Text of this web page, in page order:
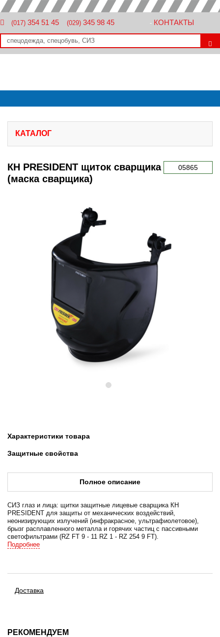
(017) 354 51 45 (029) 345 98 45 - КОНТАКТЫ
КАТАЛОГ
КН PRESIDENT щиток сварщика
(маска сварщика)
05865
Предыдущий
Характеристики товара
Защитные свойства
Полное описание
СИЗ глаз и лица: щитки защитные лицевые сварщика КН
PRESIDENT для защиты от механических воздействий,
неонизирующих излучений (инфракрасное, ультрафиолетовое),
брызг расплавленного металла и горячих частиц с пассивными
светофильтрами (RZ FT 9 - 11 RZ 1 - RZ 254 9 FT).
• Корпус PRESIDENT антрацитового цвета из непрогораемого
(внизу) и не рабочем (вверху).
стекла со степенью затемнения 11; покровное стекло и подложка из
Подробнее
Доставка
РЕКОМЕНДУЕМ